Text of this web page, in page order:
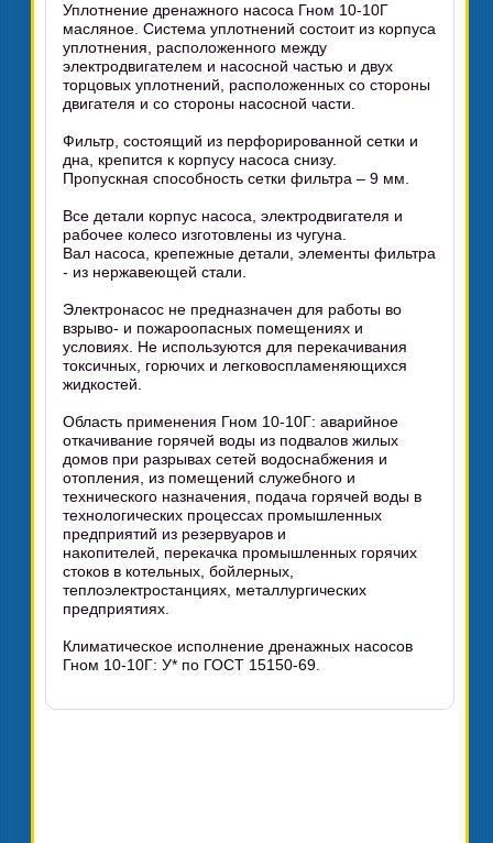
Уплотнение дренажного насоса Гном 10-10Г
масляное. Система уплотнений состоит из корпуса
уплотнения, расположенного между
электродвигателем и насосной частью и двух
торцовых уплотнений, расположенных со стороны
двигателя и со стороны насосной части.
Фильтр, состоящий из перфорированной сетки и
дна, крепится к корпусу насоса снизу.
Пропускная способность сетки фильтра – 9 мм.
Все детали корпус насоса, электродвигателя и
рабочее колесо изготовлены из чугуна.
Вал насоса, крепежные детали, элементы фильтра
- из нержавеющей стали.
Электронасос не предназначен для работы во
взрыво- и пожароопасных помещениях и
условиях. Не используются для перекачивания
токсичных, горючих и легковоспламеняющихся
жидкостей.
Область применения Гном 10-10Г: аварийное
откачивание горячей воды из подвалов жилых
домов при разрывах сетей водоснабжения и
отопления, из помещений служебного и
технического назначения, подача горячей воды в
технологических процессах промышленных
предприятий из резервуаров и
накопителей, перекачка промышленных горячих
стоков в котельных, бойлерных,
теплоэлектростанциях, металлургических
предприятиях.
Климатическое исполнение дренажных насосов
Гном 10-10Г: У* по ГОСТ 15150-69.